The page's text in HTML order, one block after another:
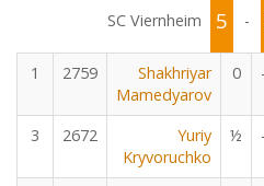
SC Viernheim 5 -
1
2759
Shakhriyar
Mamedyarov
0 -
3 2672
Yuriy
Kryvoruchko
½ -